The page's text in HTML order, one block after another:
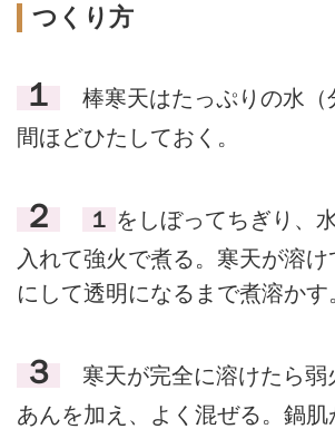
つくり方
１
棒寒天はたっぷりの水（
間ほどひたしておく。
２ １ をしぼってちぎり、
入れて強火で煮る。寒天が溶け
にして透明になるまで煮溶かす
３
寒天が完全に溶けたら弱
あんを加え、よく混ぜる。鍋肌